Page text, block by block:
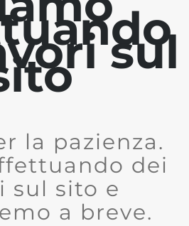
sul
la pazienza.
dei
sul sito e
a breve.